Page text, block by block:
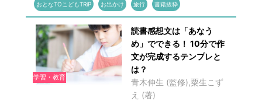
おとなTOこどもTRiP お出かけ 旅行 書籍抜粋
学習・教育
読書感想文は「あなう
め」でできる！ 10分で作
文が完成するテンプレと
は？
青木伸生 (監修),粟生こず
え (著)